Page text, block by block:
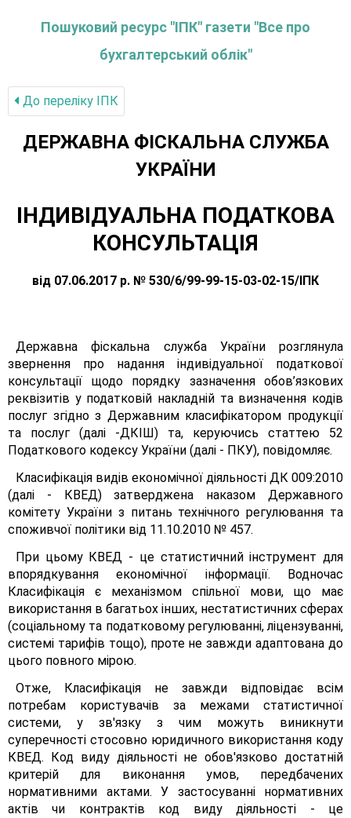
Пошуковий ресурс "ІПК" газети "Все про
бухгалтерський облік"
До переліку IПК
ДЕРЖАВНА ФІСКАЛЬНА СЛУЖБА
УКРАЇНИ
ІНДИВІДУАЛЬНА ПОДАТКОВА
КОНСУЛЬТАЦІЯ
від 07.06.2017 р. № 530/6/99-99-15-03-02-15/ІПК
Державна фіскальна служба України розглянула
звернення про надання індивідуальної податкової
консультації щодо порядку зазначення обов’язкових
реквізитів у податковій накладній та визначення кодів
послуг згідно з Державним класифікатором продукції
та послуг (далі -ДКІШ) та, керуючись статтею 52
Податкового кодексу України (далі - ПКУ), повідомляє.
Класифікація видів економічної діяльності ДК 009:2010
(далі - КВЕД) затверджена наказом Державного
комітету України з питань технічного регулювання та
споживчої політики від 11.10.2010 № 457.
При цьому КВЕД - це статистичний інструмент для
впорядкування економічної інформації. Водночас
Класифікація є механізмом спільної мови, що має
використання в багатьох інших, нестатистичних сферах
(соціальному та податковому регулюванні, ліцензуванні,
системі тарифів тощо), проте не завжди адаптована до
цього повного мірою.
Отже, Класифікація не завжди відповідає всім
потребам користувачів за межами статистичної
системи, у зв'язку з чим можуть виникнути
суперечності стосовно юридичного використання коду
КВЕД. Код виду діяльності не обов'язково достатній
критерій для виконання умов, передбачених
нормативними актами. У застосуванні нормативних
актів чи контрактів код виду діяльності - це